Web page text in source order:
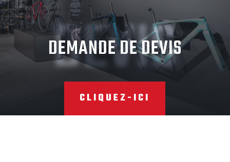
DEVIS
DEMANDE DE DEVIS
CLIQUEZ-ICI